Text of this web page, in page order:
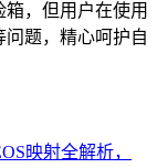
，但用户在使用
题，精心呵护自
映射全解析，